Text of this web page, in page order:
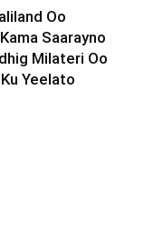
Oo
Saarayno
Milateri Oo
Yeelato